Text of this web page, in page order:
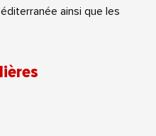
ainsi que les